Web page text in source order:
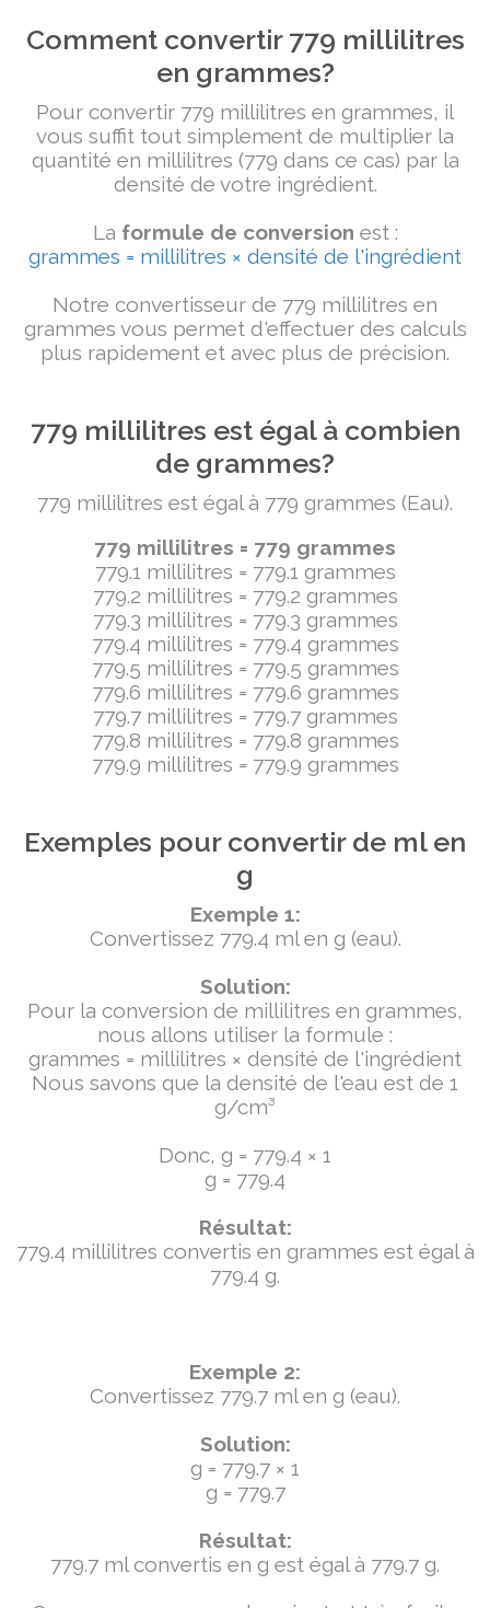
Comment convertir 779 millilitres
en grammes?
Pour convertir 779 millilitres en grammes, il
vous suffit tout simplement de multiplier la
quantité en millilitres (779 dans ce cas) par la
densité de votre ingrédient.
La formule de conversion est :
grammes = millilitres × densité de l'ingrédient
Notre convertisseur de 779 millilitres en
grammes vous permet d'effectuer des calculs
plus rapidement et avec plus de précision.
779 millilitres est égal à combien
de grammes?
779 millilitres est égal à 779 grammes (Eau).
779 millilitres = 779 grammes
779.1 millilitres = 779.1 grammes
779.2 millilitres = 779.2 grammes
779.3 millilitres = 779.3 grammes
779.4 millilitres = 779.4 grammes
779.5 millilitres = 779.5 grammes
779.6 millilitres = 779.6 grammes
779.7 millilitres = 779.7 grammes
779.8 millilitres = 779.8 grammes
779.9 millilitres = 779.9 grammes
Exemples pour convertir de ml en
g
Exemple 1:
Convertissez 779.4 ml en g (eau).
Solution:
Pour la conversion de millilitres en grammes,
nous allons utiliser la formule :
grammes = millilitres × densité de l'ingrédient
Nous savons que la densité de l'eau est de 1
g/cm³
Donc, g = 779.4 × 1
g = 779.4
Résultat:
779.4 millilitres convertis en grammes est égal à
779.4 g.
Exemple 2:
Convertissez 779.7 ml en g (eau).
Solution:
g = 779.7 × 1
g = 779.7
Résultat:
779.7 ml convertis en g est égal à 779.7 g.